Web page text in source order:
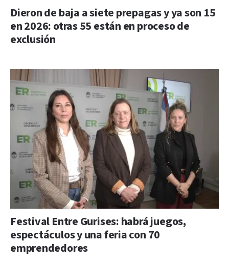
Dieron de baja a siete prepagas y ya son 15
en 2026: otras 55 están en proceso de
exclusión
Festival Entre Gurises: habrá juegos,
espectáculos y una feria con 70
emprendedores